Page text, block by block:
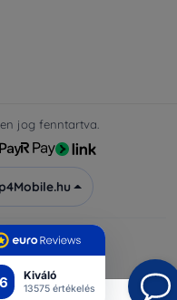
Kiváló
13575 értékelés
jog fenntartva.
byEurion